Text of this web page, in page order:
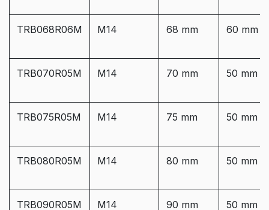
TRB068R06M M14 68 mm 60 mm
TRB070R05M M14 70 mm 50 mm
TRB075R05M M14 75 mm 50 mm
TRB080R05M M14 80 mm 50 mm
TRB090R05M M14 90 mm 50 mm